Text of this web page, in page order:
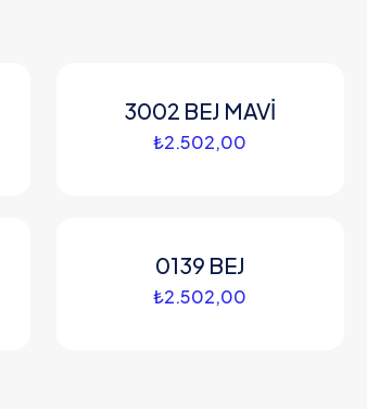
3002 BEJ MAVİ
₺2.502,00
0139 BEJ
₺2.502,00